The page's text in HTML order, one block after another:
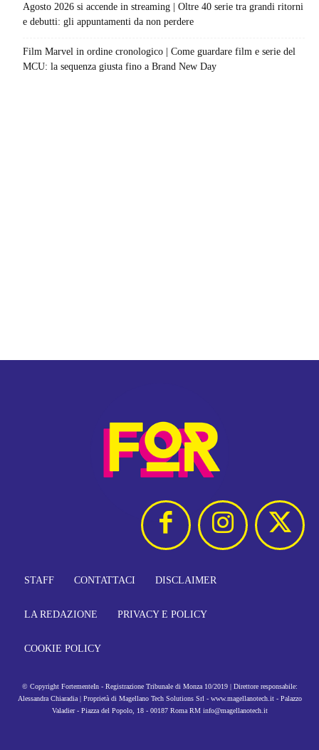
Agosto 2026 si accende in streaming | Oltre 40 serie tra grandi ritorni
e debutti: gli appuntamenti da non perdere
Film Marvel in ordine cronologico | Come guardare film e serie del
MCU: la sequenza giusta fino a Brand New Day
STAFF CONTATTACI DISCLAIMER
LA REDAZIONE PRIVACY E POLICY
COOKIE POLICY
© Copyright FortementeIn - Registrazione Tribunale di Monza 10/2019 | Direttore responsabile:
Alessandra Chiaradia | Proprietà di Magellano Tech Solutions Srl - www.magellanotech.it - Palazzo
Valadier - Piazza del Popolo, 18 - 00187 Roma RM info@magellanotech.it